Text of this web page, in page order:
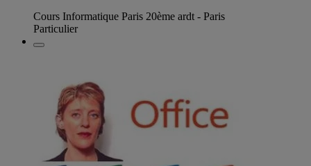
Cours Informatique Paris 20ème ardt - Paris
Particulier